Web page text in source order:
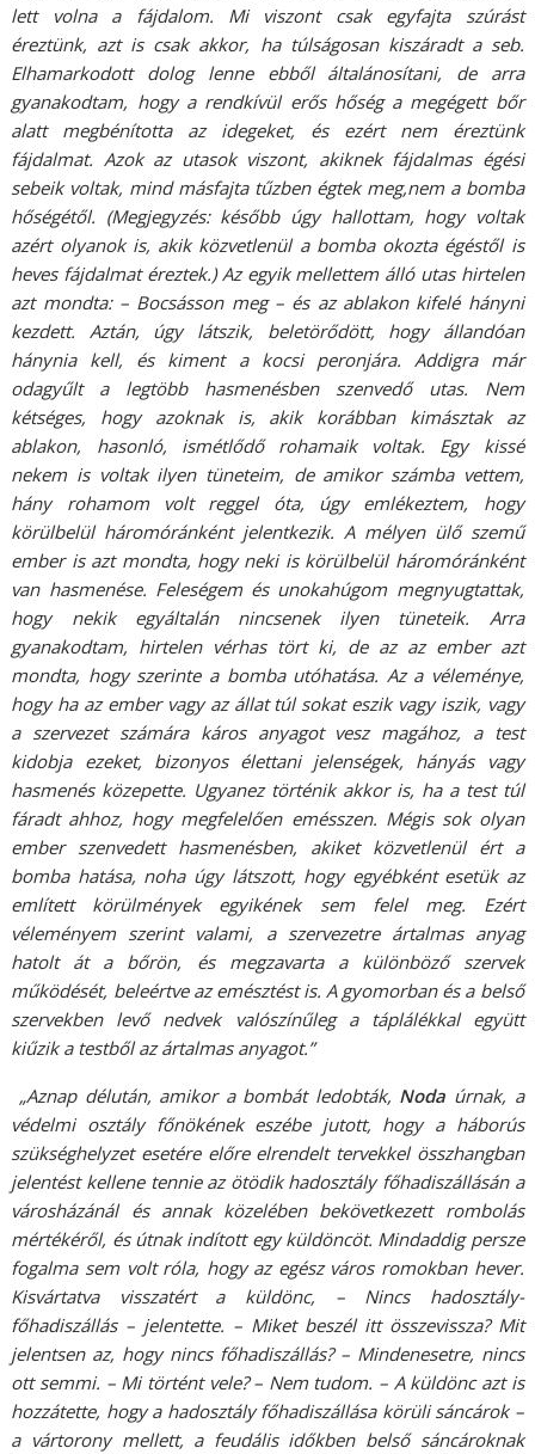
lett volna a fájdalom. Mi viszont csak egyfajta szúrást
éreztünk, azt is csak akkor, ha túlságosan kiszáradt a seb.
Elhamarkodott dolog lenne ebből általánosítani, de arra
gyanakodtam, hogy a rendkívül erős hőség a megégett bőr
alatt megbénította az idegeket, és ezért nem éreztünk
fájdalmat. Azok az utasok viszont, akiknek fájdalmas égési
sebeik voltak, mind másfajta tűzben égtek meg,nem a bomba
hőségétől. (Megjegyzés: később úgy hallottam, hogy voltak
azért olyanok is, akik közvetlenül a bomba okozta égéstől is
heves fájdalmat éreztek.) Az egyik mellettem álló utas hirtelen
azt mondta: – Bocsásson meg – és az ablakon kifelé hányni
kezdett. Aztán, úgy látszik, beletörődött, hogy állandóan
hánynia kell, és kiment a kocsi peronjára. Addigra már
odagyűlt a legtöbb hasmenésben szenvedő utas. Nem
kétséges, hogy azoknak is, akik korábban kimásztak az
ablakon, hasonló, ismétlődő rohamaik voltak. Egy kissé
nekem is voltak ilyen tüneteim, de amikor számba vettem,
hány rohamom volt reggel óta, úgy emlékeztem, hogy
körülbelül háromóránként jelentkezik. A mélyen ülő szemű
ember is azt mondta, hogy neki is körülbelül háromóránként
van hasmenése. Feleségem és unokahúgom megnyugtattak,
hogy nekik egyáltalán nincsenek ilyen tüneteik. Arra
gyanakodtam, hirtelen vérhas tört ki, de az az ember azt
mondta, hogy szerinte a bomba utóhatása. Az a véleménye,
hogy ha az ember vagy az állat túl sokat eszik vagy iszik, vagy
a szervezet számára káros anyagot vesz magához, a test
kidobja ezeket, bizonyos élettani jelenségek, hányás vagy
hasmenés közepette. Ugyanez történik akkor is, ha a test túl
fáradt ahhoz, hogy megfelelően emésszen. Mégis sok olyan
ember szenvedett hasmenésben, akiket közvetlenül ért a
bomba hatása, noha úgy látszott, hogy egyébként esetük az
említett körülmények egyikének sem felel meg. Ezért
véleményem szerint valami, a szervezetre ártalmas anyag
hatolt át a bőrön, és megzavarta a különböző szervek
működését, beleértve az emésztést is. A gyomorban és a belső
szervekben levő nedvek valószínűleg a táplálékkal együtt
kiűzik a testből az ártalmas anyagot.”
„Aznap délután, amikor a bombát ledobták, Noda úrnak, a
védelmi osztály főnökének eszébe jutott, hogy a háborús
szükséghelyzet esetére előre elrendelt tervekkel összhangban
jelentést kellene tennie az ötödik hadosztály főhadiszállásán a
városházánál és annak közelében bekövetkezett rombolás
mértékéről, és útnak indított egy küldöncöt. Mindaddig persze
fogalma sem volt róla, hogy az egész város romokban hever.
Kisvártatva visszatért a küldönc, – Nincs hadosztály-
főhadiszállás – jelentette. – Miket beszél itt összevissza? Mit
jelentsen az, hogy nincs főhadiszállás? – Mindenesetre, nincs
ott semmi. – Mi történt vele? – Nem tudom. – A küldönc azt is
hozzátette, hogy a hadosztály főhadiszállása körüli sáncárok –
a vártorony mellett, a feudális időkben belső sáncároknak